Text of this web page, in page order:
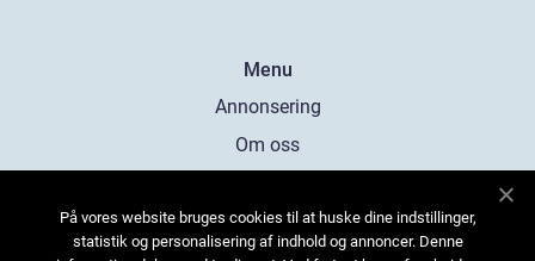
Menu
Annonsering
Om oss
Kontakta oss
På vores website bruges cookies til at huske dine indstillinger,
statistik og personalisering af indhold og annoncer. Denne